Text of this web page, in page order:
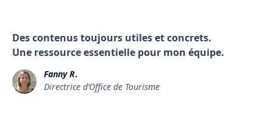
Des contenus toujours utiles et concrets.
Une ressource essentielle pour mon équipe.
Fanny R.
Directrice d’Office de Tourisme